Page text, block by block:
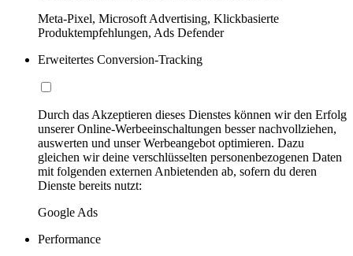
Meta-Pixel, Microsoft Advertising, Klickbasierte
Produktempfehlungen, Ads Defender
Erweitertes Conversion-Tracking
Durch das Akzeptieren dieses Dienstes können wir den Erfolg
unserer Online-Werbeeinschaltungen besser nachvollziehen,
auswerten und unser Werbeangebot optimieren. Dazu
gleichen wir deine verschlüsselten personenbezogenen Daten
mit folgenden externen Anbietenden ab, sofern du deren
Dienste bereits nutzt:
Google Ads
Performance